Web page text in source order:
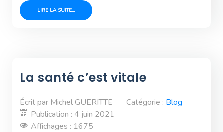
LIRE LA SUITE...
La santé c’est vitale
Écrit par Michel GUERITTE Catégorie : Blog
Publication : 4 juin 2021
Affichages : 1675